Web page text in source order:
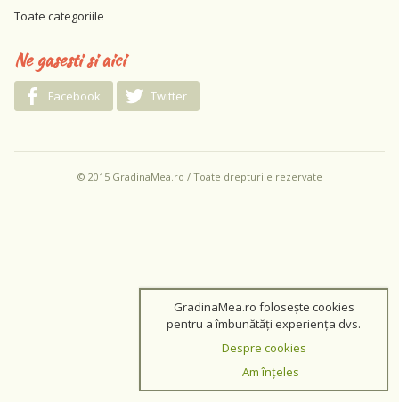
Toate categoriile
Ne gasesti si aici
Facebook Twitter
© 2015 GradinaMea.ro / Toate drepturile rezervate
GradinaMea.ro folosește cookies
pentru a îmbunătăți experiența dvs.
Despre cookies
Am înțeles